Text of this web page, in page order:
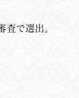
査で選出。